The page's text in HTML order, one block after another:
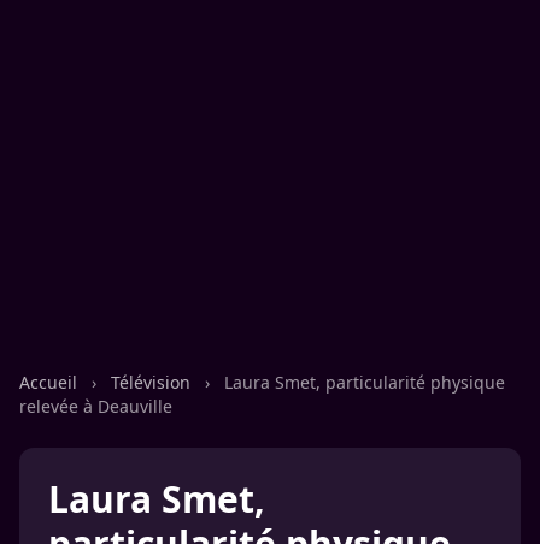
Accueil › Télévision ›
Laura Smet, particularité physique
relevée à Deauville
Laura Smet,